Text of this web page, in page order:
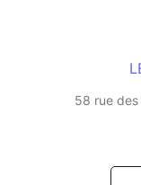
them with their
A veritable
blends tradition
alchemy,
plunge into a
58 rue